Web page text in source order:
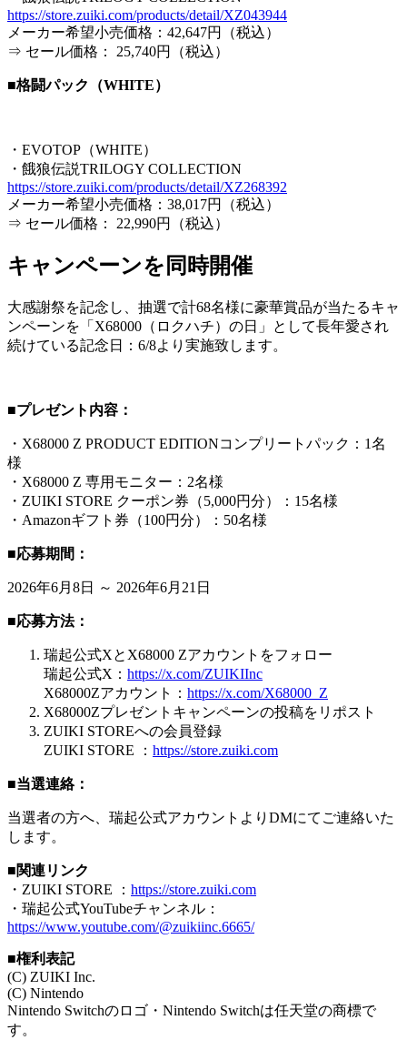
https://store.zuiki.com/products/detail/XZ043944
メーカー希望小売価格：42,647円（税込）
⇒ セール価格： 25,740円（税込）
■格闘パック（WHITE）
・EVOTOP（WHITE）
・餓狼伝説TRILOGY COLLECTION
https://store.zuiki.com/products/detail/XZ268392
メーカー希望小売価格：38,017円（税込）
⇒ セール価格： 22,990円（税込）
キャンペーンを同時開催
大感謝祭を記念し、抽選で計68名様に豪華賞品が当たるキャ
ンペーンを「X68000（ロクハチ）の日」として長年愛され
続けている記念日：6/8より実施致します。
■プレゼント内容：
・X68000 Z PRODUCT EDITIONコンプリートパック：1名
様
・X68000 Z 専用モニター：2名様
・ZUIKI STORE クーポン券（5,000円分）：15名様
・Amazonギフト券（100円分）：50名様
■応募期間：
2026年6月8日 ～ 2026年6月21日
■応募方法：
瑞起公式XとX68000 Zアカウントをフォロー
瑞起公式X： https://x.com/ZUIKIInc
X68000Zアカウント： https://x.com/X68000_Z
X68000Zプレゼントキャンペーンの投稿をリポスト
ZUIKI STOREへの会員登録
ZUIKI STORE ： https://store.zuiki.com
■当選連絡：
当選者の方へ、瑞起公式アカウントよりDMにてご連絡いた
します。
■関連リンク
・ZUIKI STORE ： https://store.zuiki.com
・瑞起公式YouTubeチャンネル：
https://www.youtube.com/@zuikiinc.6665/
■権利表記
(C) ZUIKI Inc.
(C) Nintendo
Nintendo Switchのロゴ・Nintendo Switchは任天堂の商標で
す。